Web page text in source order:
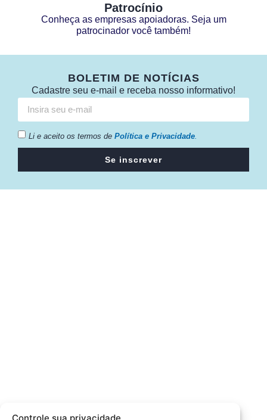
Patrocínio
Conheça as empresas apoiadoras. Seja um
patrocinador você também!
BOLETIM DE NOTÍCIAS
Cadastre seu e-mail e receba nosso informativo!
Li e aceito os termos de Política e Privacidade
Se inscrever
Rua Silva Jardim, 96 Lajeado, Rio Grande do Sul –